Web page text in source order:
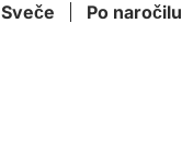
Sveče Po naročilu